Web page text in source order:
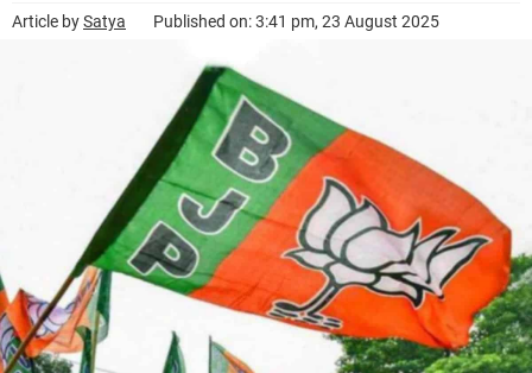
Article bySatya Published on: 3:41 pm, 23 August 2025